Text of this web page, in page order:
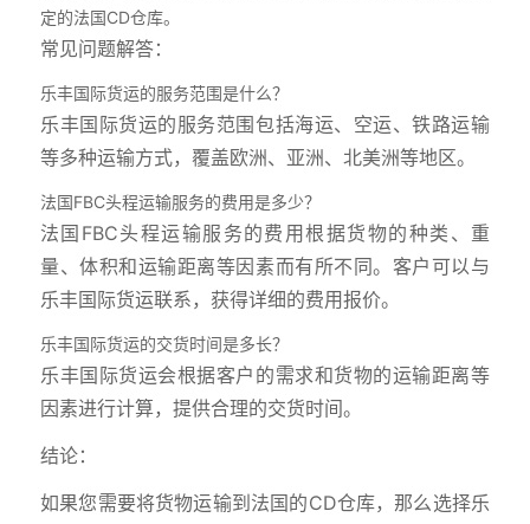
定的法国CD仓库。
常见问题解答：
乐丰国际货运的服务范围是什么？
乐丰国际货运的服务范围包括海运、空运、铁路运输
等多种运输方式，覆盖欧洲、亚洲、北美洲等地区。
法国FBC头程运输服务的费用是多少？
法国FBC头程运输服务的费用根据货物的种类、重
量、体积和运输距离等因素而有所不同。客户可以与
乐丰国际货运联系，获得详细的费用报价。
乐丰国际货运的交货时间是多长？
乐丰国际货运会根据客户的需求和货物的运输距离等
因素进行计算，提供合理的交货时间。
结论：
如果您需要将货物运输到法国的CD仓库，那么选择乐